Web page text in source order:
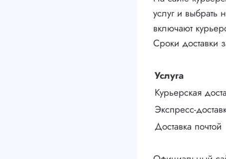
услуг и
включают
Сроки доставки
Услуга
Курьерская
Экспресс-
Доставка почтой